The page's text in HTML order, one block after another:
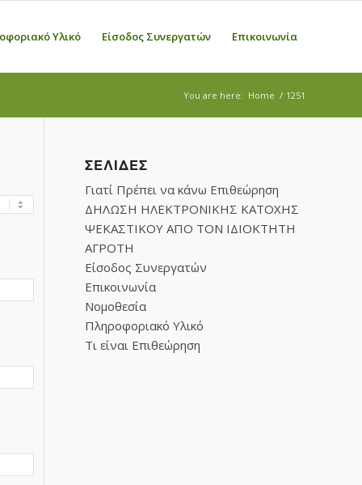
Υλικό Είσοδος Συνεργατών Επικοινωνία
You are here: Home / 1251
ΣΕΛΊΔΕΣ
Γιατί Πρέπει να κάνω Επιθεώρηση
ΔΗΛΩΣΗ ΗΛΕΚΤΡΟΝΙΚΗΣ ΚΑΤΟΧΗΣ
ΨΕΚΑΣΤΙΚΟΥ ΑΠΟ ΤΟΝ ΙΔΙΟΚΤΗΤΗ
ΑΓΡΟΤΗ
Είσοδος Συνεργατών
Επικοινωνία
Νομοθεσία
Πληροφοριακό Υλικό
Τι είναι Επιθεώρηση